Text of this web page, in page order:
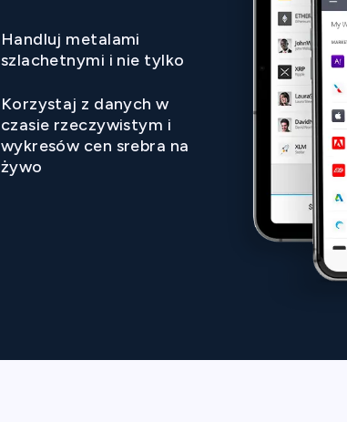
Handluj metalami
szlachetnymi i nie tylko
Korzystaj z danych w
czasie rzeczywistym i
wykresów cen srebra na
żywo